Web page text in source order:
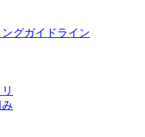
グガイドライン